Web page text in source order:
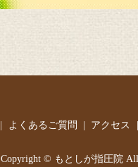
よくあるご質問 アクセス
Copyright © もとしが指圧院 All